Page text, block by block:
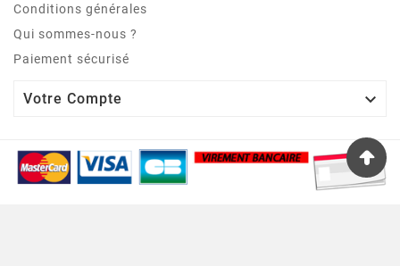
Conditions générales
Qui sommes-nous ?
Paiement sécurisé
Votre Compte 